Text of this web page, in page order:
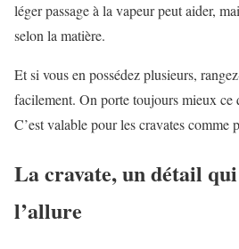
léger passage à la vapeur peut aider,
selon la matière.
Et si vous en possédez plusieurs,
facilement. On porte toujours mieux ce
C’est valable pour les cravates comme
La cravate, un détail
l’allure